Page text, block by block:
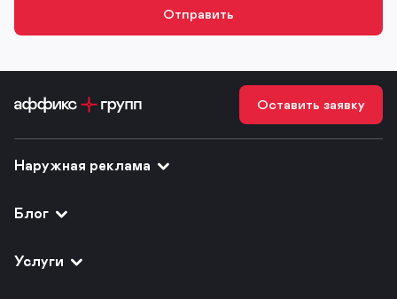
Оставить заявку
Наружная реклама
Блог
Услуги